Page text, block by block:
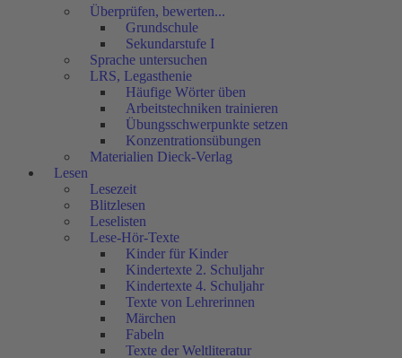
Überprüfen, bewerten...
Grundschule
Sekundarstufe I
Sprache untersuchen
LRS, Legasthenie
Häufige Wörter üben
Arbeitstechniken trainieren
Übungsschwerpunkte setzen
Konzentrationsübungen
Materialien Dieck-Verlag
Lesen
Lesezeit
Blitzlesen
Leselisten
Lese-Hör-Texte
Kinder für Kinder
Kindertexte 2. Schuljahr
Kindertexte 4. Schuljahr
Texte von Lehrerinnen
Märchen
Fabeln
Texte der Weltliteratur